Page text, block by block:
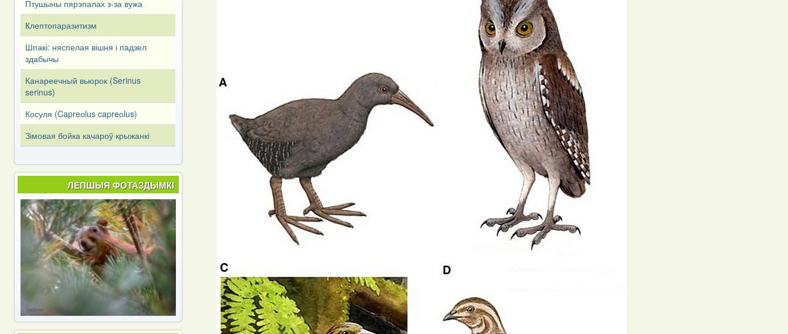
Птушыны пярэпалах з-за вужа
Клептопаразитизм
Шпакі: няспелая вішня і падзел
здабычы
Канареечный вьюрок (Serinus
serinus)
Косуля (Capreоlus capreоlus)
Зімовая бойка качароў крыжанкі
ЛЕПШЫЯ ФОТАЗДЫМКІ